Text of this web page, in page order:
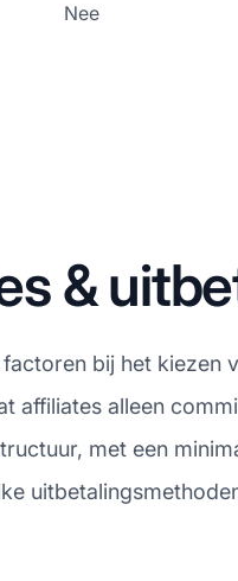
Nee
&
bij het
affiliates alleen
met een